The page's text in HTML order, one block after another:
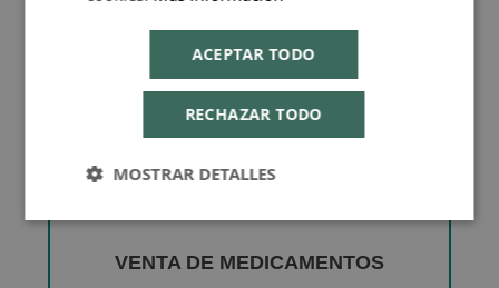
VENTA DE MEDICAMENTOS
ACEPTAR TODO
RECHAZAR TODO
MOSTRAR DETALLES